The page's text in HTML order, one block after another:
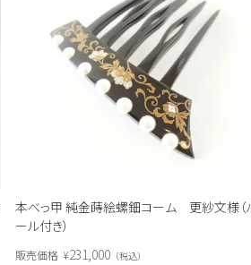
本べっ甲 純金蒔絵螺鈿コーム 更紗文様（
ール付き）
販売価格 ¥231,000 税込